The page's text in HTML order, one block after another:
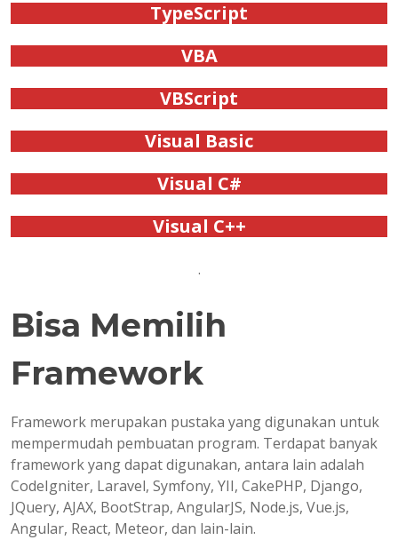
TypeScript
VBA
VBScript
Visual Basic
Visual C#
Visual C++
.
Bisa Memilih
Framework
Framework merupakan pustaka yang digunakan untuk
mempermudah pembuatan program. Terdapat banyak
framework yang dapat digunakan, antara lain adalah
CodeIgniter, Laravel, Symfony, YII, CakePHP, Django,
JQuery, AJAX, BootStrap, AngularJS, Node.js, Vue.js,
Angular, React, Meteor, dan lain-lain.